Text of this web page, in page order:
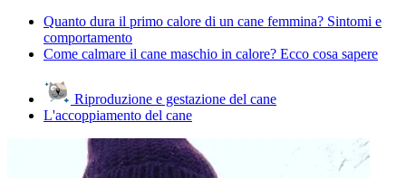
Quanto dura il primo calore di un cane femmina? Sintomi e
comportamento
Come calmare il cane maschio in calore? Ecco cosa sapere
Riproduzione e gestazione del cane
L'accoppiamento del cane